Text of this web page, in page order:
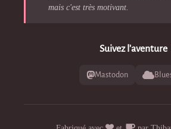
mais c'est très motivant.
Suivez l'aventure
Mastodon